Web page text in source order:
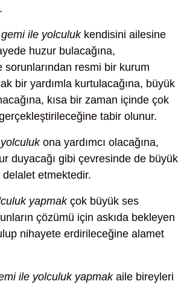
ile yolculukkendisini ailesine
huzur bulacağına,
sorunlarından resmi bir kurum
bir yardımla kurtulacağına, büyük
kısa bir zaman içinde çok
tabir olunur.
ona yardımcı olacağına,
duyacağı gibi çevresinde de büyük
etmektedir.
yapmakçok büyük ses
çözümü için askıda bekleyen
nihayete erdirileceğine alamet
ile yolculuk yapmakaile bireyleri